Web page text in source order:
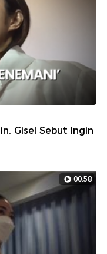
Gisel Sebut Ingin
00:58